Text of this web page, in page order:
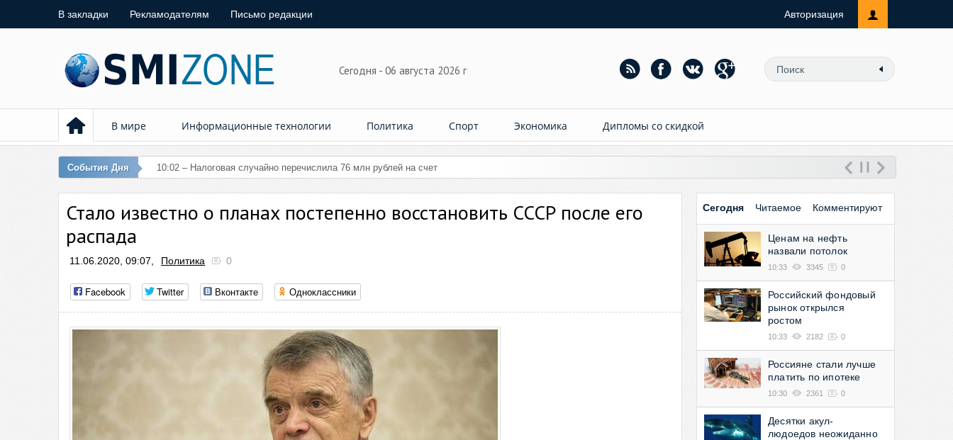
В закладки Рекламодателям Письмо редакции Авторизация
Сегодня - 06 августа 2026 г
В мире Информационные технологии Политика Спорт Экономика Дипломы со скидкой
События Дня 10:02 – Налоговая случайно перечислила 76 млн рублей на счет женщины
Стало известно о планах постепенно восстановить СССР после его
распада
11.06.2020, 09:07, Политика 0
Facebook Twitter Вконтакте Одноклассники
Сегодня Читаемое Комментируют
Ценам на нефть
назвали потолок
10:33 3345 0
Российский фондовый
рынок открылся
ростом
10:33 2182 0
Россияне стали лучше
платить по ипотеке
10:30 2361 0
Десятки акул-
людоедов неожиданно